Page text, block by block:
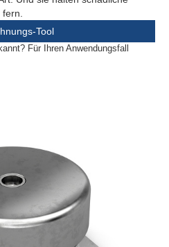
Tool
Für Ihren Anwendungsfall